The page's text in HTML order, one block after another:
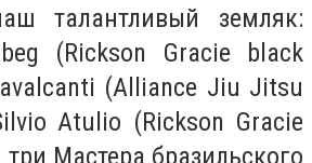
талантливый земляк:
(Rickson Gracie black
(Alliance Jiu Jitsu
Atulio (Rickson Gracie
Мастера бразильского